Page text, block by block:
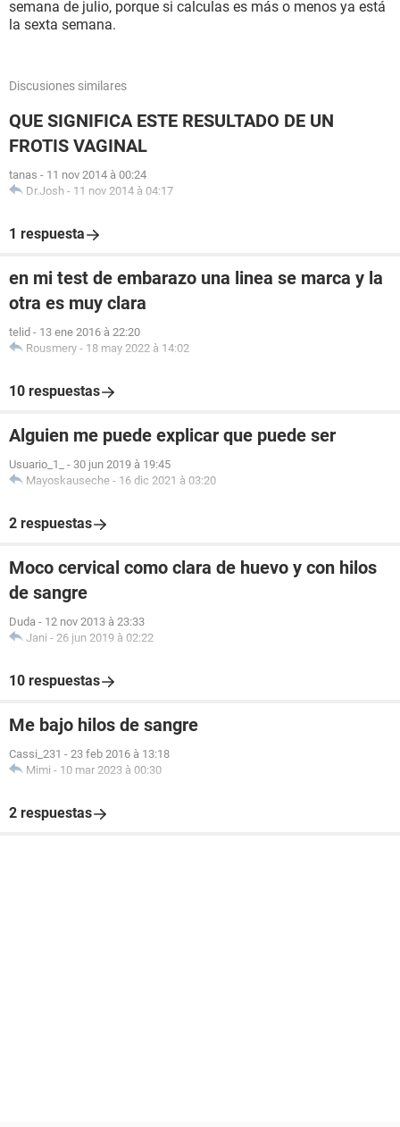
semana de julio, porque si calculas es más o menos ya está
la sexta semana.
Discusiones similares
QUE SIGNIFICA ESTE RESULTADO DE UN
FROTIS VAGINAL
tanas - 11 nov 2014 à 00:24
Dr.Josh - 11 nov 2014 à 04:17
1 respuesta
en mi test de embarazo una linea se marca y la
otra es muy clara
telid - 13 ene 2016 à 22:20
Rousmery - 18 may 2022 à 14:02
10 respuestas
Alguien me puede explicar que puede ser
Usuario_1_ - 30 jun 2019 à 19:45
Mayoskauseche - 16 dic 2021 à 03:20
2 respuestas
Moco cervical como clara de huevo y con hilos
de sangre
Duda - 12 nov 2013 à 23:33
Jani - 26 jun 2019 à 02:22
10 respuestas
Me bajo hilos de sangre
Cassi_231 - 23 feb 2016 à 13:18
Mimi - 10 mar 2023 à 00:30
2 respuestas